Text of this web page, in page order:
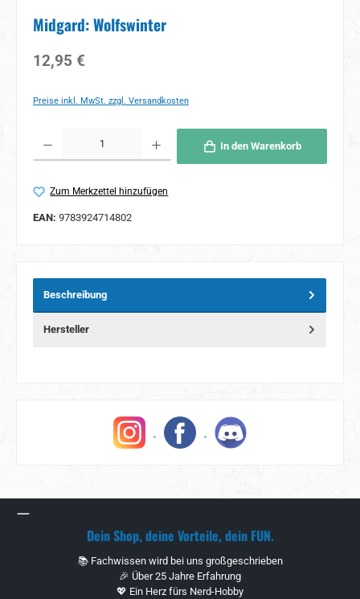
Midgard: Wolfswinter
Regulärer Preis:
12,95 €
Preise inkl. MwSt. zzgl. Versandkosten
In den Warenkorb
Zum Merkzettel hinzufügen
EAN: 9783924714802
Beschreibung
Hersteller
Dein Shop, deine Vorteile, dein FUN.
📚 Fachwissen wird bei uns großgeschrieben
🎉 Über 25 Jahre Erfahrung
💖 Ein Herz fürs Nerd-Hobby